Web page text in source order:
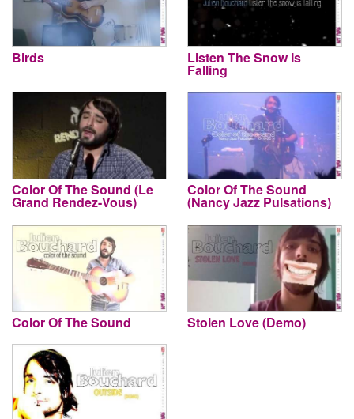
Birds Listen The Snow Is
Falling
Color Of The Sound (Le
Grand Rendez-Vous)
Color Of The Sound
(Nancy Jazz Pulsations)
Color Of The Sound Stolen Love (Demo)